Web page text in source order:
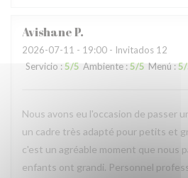
AvishaneP
2026-07-11 - 19:00 - Invitados 12
Servicio :5/5 Ambiente :5/5 Menú :5
Nous avons eu l'occasion de passer
un cadre très adapté pour petits et
c'est un agréable moment que nous
enfants ont grandi. Personnel